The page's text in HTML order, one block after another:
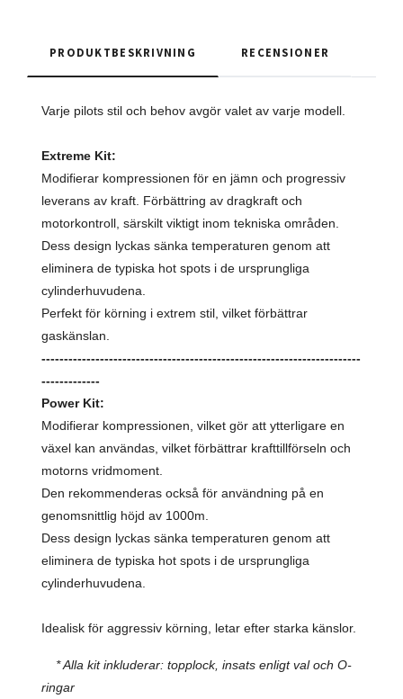
PRODUKTBESKRIVNING RECENSIONER
Varje pilots stil och behov avgör valet av varje modell.
Extreme Kit:
Modifierar kompressionen för en jämn och progressiv
leverans av kraft. Förbättring av dragkraft och
motorkontroll, särskilt viktigt inom tekniska områden.
Dess design lyckas sänka temperaturen genom att
eliminera de typiska hot spots i de ursprungliga
cylinderhuvudena.
Perfekt för körning i extrem stil, vilket förbättrar
gaskänslan.
-----------------------------------------------------------------------
-------------
Power Kit:
Modifierar kompressionen, vilket gör att ytterligare en
växel kan användas, vilket förbättrar krafttillförseln och
motorns vridmoment.
Den rekommenderas också för användning på en
genomsnittlig höjd av 1000m.
Dess design lyckas sänka temperaturen genom att
eliminera de typiska hot spots i de ursprungliga
cylinderhuvudena.
Idealisk för aggressiv körning, letar efter starka känslor.
* Alla kit inkluderar: topplock, insats enligt val och O-
ringar